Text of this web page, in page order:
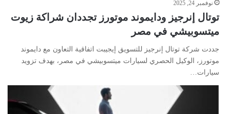
نوفمبر 24, 2025
توتال إنرجيز ودايموند موتورز تجددان شراكة زيوت
ميتسوبيشي في مصر
جددت شركة توتال إنرجيز للتسويق إيجيبت اتفاقية التعاون مع دايموند
موتورز، الوكيل الحصري لسيارات ميتسوبيشي في مصر، بهدف تزويد
سيارات…